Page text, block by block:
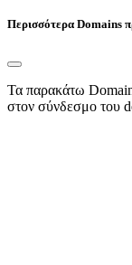
Περισσότερα Domains
Τα παρακάτω
στον σύνδεσμο του